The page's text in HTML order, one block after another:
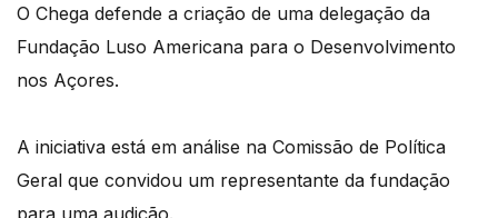
O Chega defende a criação de uma delegação da
Fundação Luso Americana para o Desenvolvimento
nos Açores.
A iniciativa está em análise na Comissão de Política
Geral que convidou um representante da fundação
para uma audição.